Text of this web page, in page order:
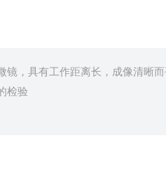
镜，具有工作距离长，成像清晰
检验